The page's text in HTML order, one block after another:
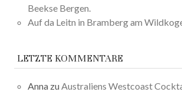
Beekse Bergen.
Auf da Leitn in Bramberg am
LETZTE KOMMENTARE
Anna zuAustraliens Westcoast